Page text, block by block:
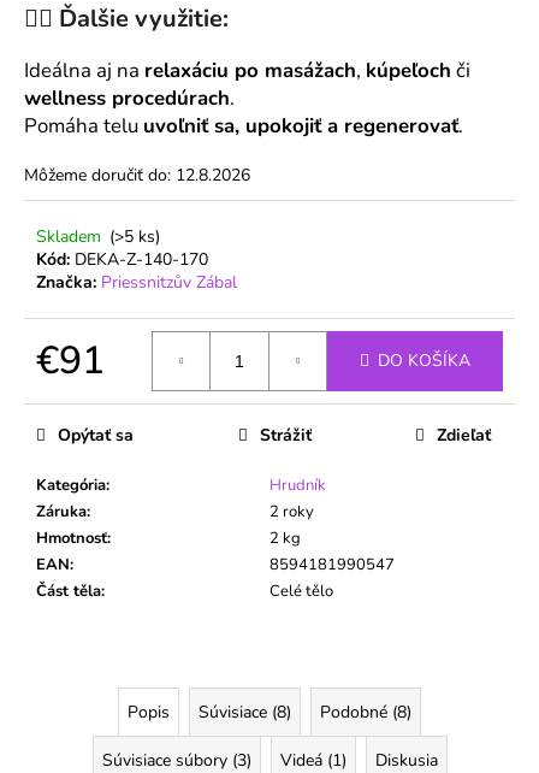
💆‍♀️ Ďalšie využitie:
Ideálna aj na relaxáciu po masážach, kúpeľoch či
wellness procedúrach.
Pomáha telu uvoľniť sa, upokojiť a regenerovať.
Môžeme doručiť do: 12.8.2026
Skladem (>5 ks)
Kód: DEKA-Z-140-170
Značka: Priessnitzův Zábal
€91 DO KOŠÍKA
Kategória:
Hrudník
Záruka:
2 roky
Hmotnosť:
2 kg
EAN:
8594181990547
Část těla: Celé tělo
Opýtať sa Strážiť Zdieľať
Popis Súvisiace (8) Podobné (8)
Súvisiace súbory (3) Videá (1) Diskusia